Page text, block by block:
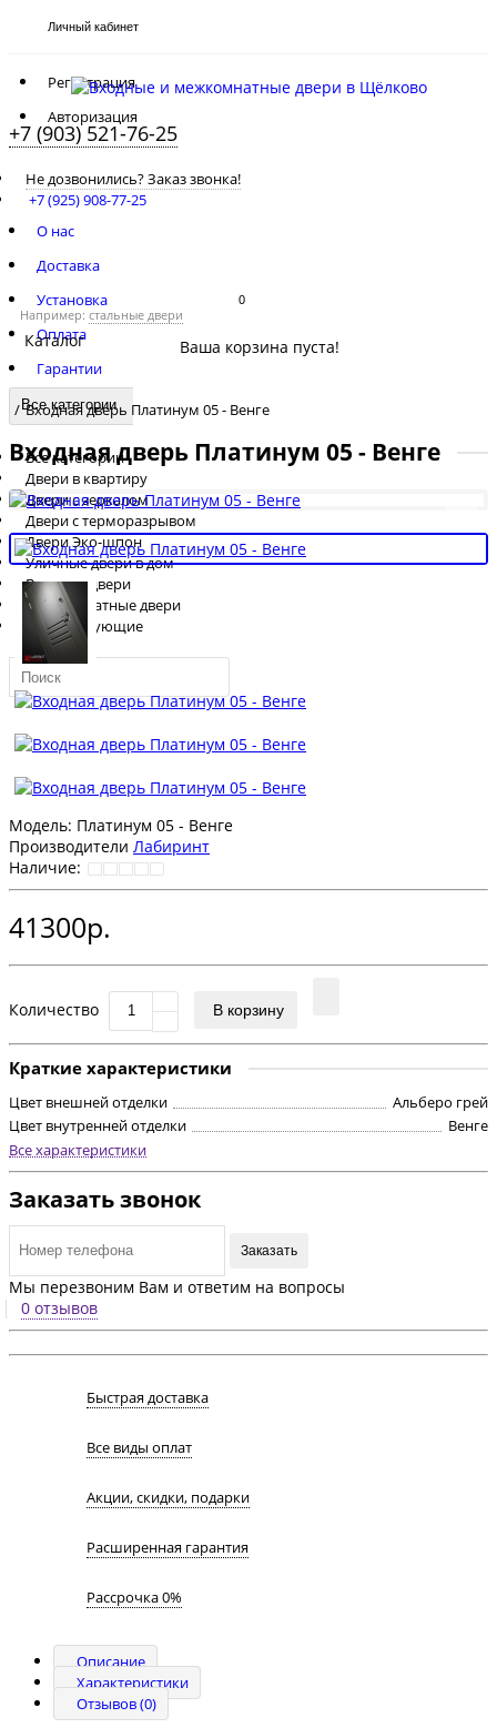
Личный кабинет
Регистрация
Авторизация
О нас
Доставка
Установка
Оплата
Гарантии
Рассрочка 0%
+7 (903) 521-76-25
Не дозвонились? Заказ звонка!
+7 (925) 908-77-25
0
Ваша корзина пуста!
Все категории
Все категории
Двери в квартиру
Двери с зеркалом
Двери с терморазрывом
Двери Эко-шпон
Уличные двери в дом
Входные двери
Межкомнатные двери
Комплектующие
Например: стальные двери
Каталог
Входная дверь Платинум 05 - Венге
Входная дверь Платинум 05 - Венге
Модель: Платинум 05 - Венге
Производители Лабиринт
Наличие:
41300р.
Количество В корзину
Краткие характеристики
Цвет внешней отделки
Альберо грей
Цвет внутренней отделки
Венге
Все характеристики
Заказать звонок
Заказать
Мы перезвоним Вам и ответим на вопросы
0 отзывов
Быстрая доставка
Все виды оплат
Акции, скидки, подарки
Расширенная гарантия
Рассрочка 0%
Описание
Характеристики
Отзывов (0)